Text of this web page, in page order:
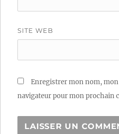
SITE WEB
Enregistrer mon nom,
navigateur pour mon prochain